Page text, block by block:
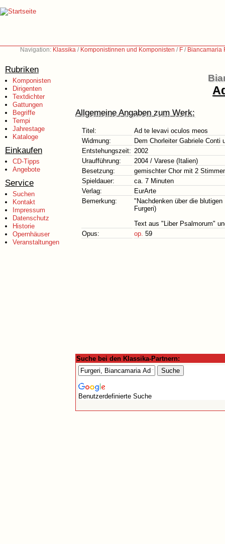
Navigation: Klassika / Komponistinnen und Komponisten / F / Biancamaria
Rubriken
Komponisten
Dirigenten
Textdichter
Gattungen
Begriffe
Tempi
Jahrestage
Kataloge
Einkaufen
CD-Tipps
Angebote
Service
Suchen
Kontakt
Impressum
Datenschutz
Historie
Opernhäuser
Veranstaltungen
Allgemeine Angaben zum Werk:
Titel:
Ad te levavi oculos meos
Widmung:
Dem Chorleiter Gabriele Conti
Entstehungszeit: 2002
Uraufführung:
2004 / Varese (Italien)
Besetzung:
gemischter Chor mit 2
Spieldauer:
ca. 7 Minuten
Verlag:
EurArte
Bemerkung:
"Nachdenken über die
Furgeri)
Text aus "Liber Psalmorum"
Opus:
op. 59
Suche bei den Klassika-Partnern:
Benutzerdefinierte Suche